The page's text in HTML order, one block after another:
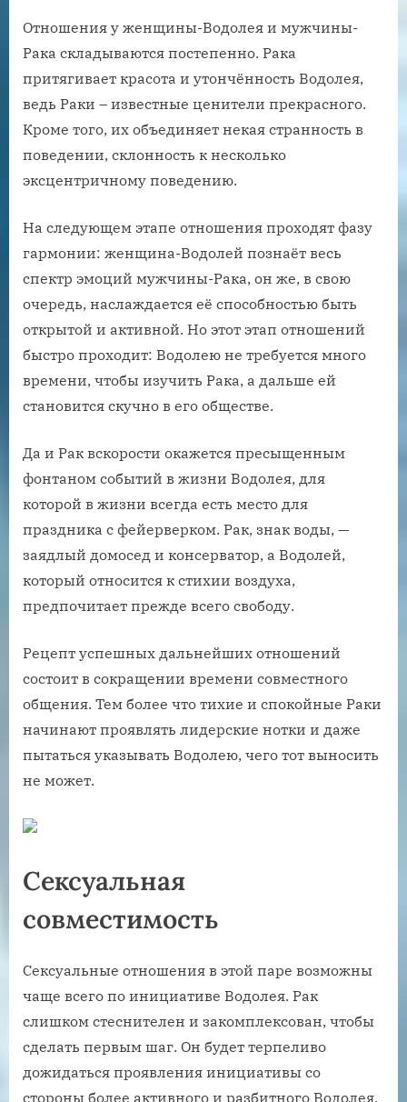
Отношения у женщины-Водолея и мужчины-
Рака складываются постепенно. Рака
притягивает красота и утончённость Водолея,
ведь Раки – известные ценители прекрасного.
Кроме того, их объединяет некая странность в
поведении, склонность к несколько
эксцентричному поведению.
На следующем этапе отношения проходят фазу
гармонии: женщина-Водолей познаёт весь
спектр эмоций мужчины-Рака, он же, в свою
очередь, наслаждается её способностью быть
открытой и активной. Но этот этап отношений
быстро проходит: Водолею не требуется много
времени, чтобы изучить Рака, а дальше ей
становится скучно в его обществе.
Да и Рак вскорости окажется пресыщенным
фонтаном событий в жизни Водолея, для
которой в жизни всегда есть место для
праздника с фейерверком. Рак, знак воды, —
заядлый домосед и консерватор, а Водолей,
который относится к стихии воздуха,
предпочитает прежде всего свободу.
Рецепт успешных дальнейших отношений
состоит в сокращении времени совместного
общения. Тем более что тихие и спокойные Раки
начинают проявлять лидерские нотки и даже
пытаться указывать Водолею, чего тот выносить
не может.
Сексуальная
совместимость
Сексуальные отношения в этой паре возможны
чаще всего по инициативе Водолея. Рак
слишком стеснителен и закомплексован, чтобы
сделать первым шаг. Он будет терпеливо
дожидаться проявления инициативы со
стороны более активного и разбитного Водолея.